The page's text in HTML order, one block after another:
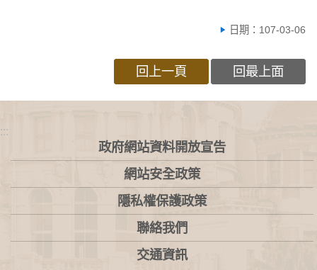
日期：107-03-06
回上一頁 回最上面
:::
政府網站資料開放宣告
網站安全政策
隱私權保護政策
聯絡我們
交通資訊